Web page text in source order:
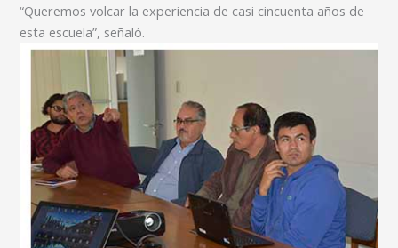
“Queremos volcar la experiencia de casi cincuenta años de
esta escuela”, señaló.